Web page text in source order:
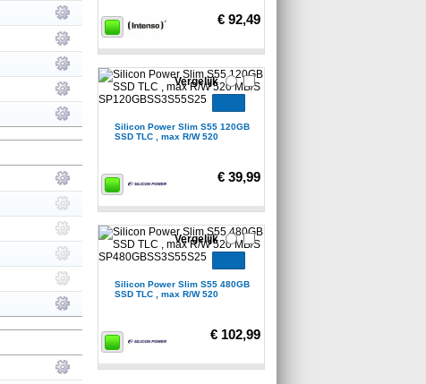
€ 92,49
Silicon Power Slim S55 120GB
SSD TLC , max R/W 520
€ 39,99
Vergelijk
Silicon Power Slim S55 480GB
SSD TLC , max R/W 520
€ 102,99
Vergelijk